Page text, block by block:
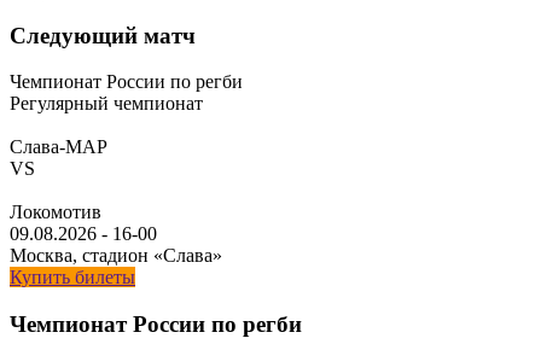
Следующий матч
Чемпионат России по регби
Регулярный чемпионат
Слава-МАР
VS
Локомотив
09.08.2026 - 16-00
Москва, стадион «Слава»
Купить билеты
Чемпионат России по регби